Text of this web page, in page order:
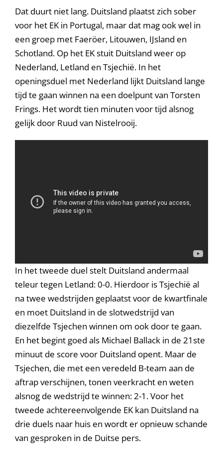
Dat duurt niet lang. Duitsland plaatst zich sober
voor het EK in Portugal, maar dat mag ook wel in
een groep met Faeröer, Litouwen, IJsland en
Schotland. Op het EK stuit Duitsland weer op
Nederland, Letland en Tsjechië. In het
openingsduel met Nederland lijkt Duitsland lange
tijd te gaan winnen na een doelpunt van Torsten
Frings. Het wordt tien minuten voor tijd alsnog
gelijk door Ruud van Nistelrooij.
In het tweede duel stelt Duitsland andermaal
teleur tegen Letland: 0-0. Hierdoor is Tsjechië al
na twee wedstrijden geplaatst voor de kwartfinale
en moet Duitsland in de slotwedstrijd van
diezelfde Tsjechen winnen om ook door te gaan.
En het begint goed als Michael Ballack in de 21ste
minuut de score voor Duitsland opent. Maar de
Tsjechen, die met een veredeld B-team aan de
aftrap verschijnen, tonen veerkracht en weten
alsnog de wedstrijd te winnen: 2-1. Voor het
tweede achtereenvolgende EK kan Duitsland na
drie duels naar huis en wordt er opnieuw schande
van gesproken in de Duitse pers.